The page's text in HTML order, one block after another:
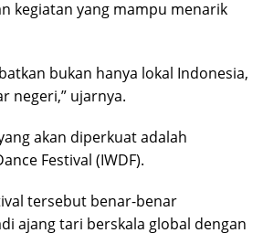
kegiatan yang mampu menarik
bukan hanya lokal Indonesia,
negeri,” ujarnya.
akan diperkuat adalah
Festival (IWDF).
tersebut benar-benar
ajang tari berskala global dengan